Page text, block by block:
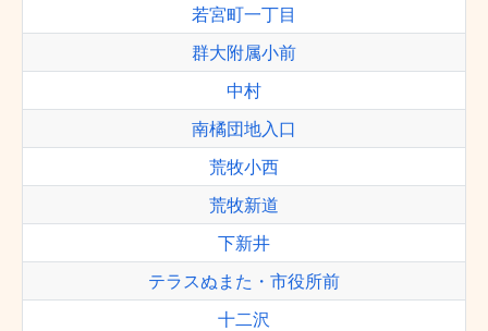
若宮町一丁目
群大附属小前
中村
南橘団地入口
荒牧小西
荒牧新道
下新井
テラスぬまた・市役所前
十二沢